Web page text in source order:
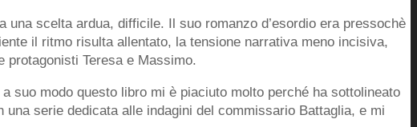
una scelta ardua, difficile. Il suo romanzo d’esordio era pressochè
il ritmo risulta allentato, la tensione narrativa meno incisiva,
protagonisti Teresa e Massimo.
suo modo questo libro mi è piaciuto molto perché ha sottolineato
serie dedicata alle indagini del commissario Battaglia, e mi